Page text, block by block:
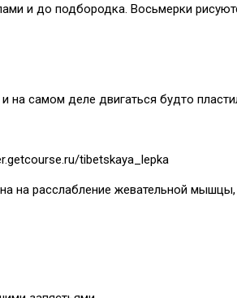
и до подбородка. Восьмерки
на самом деле двигаться будто
tibetskaya_lepka
расслабление жевательной